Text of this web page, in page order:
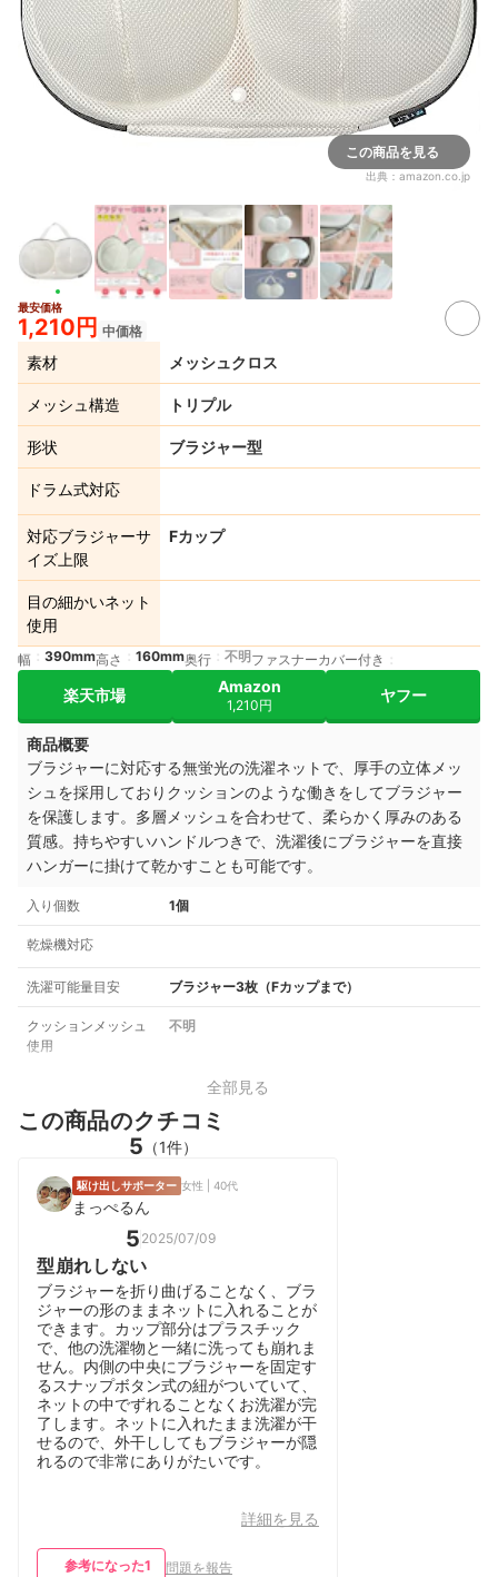
この商品を見る
出典： amazon.co.jp
最安価格
1,210円 中価格
素材 メッシュクロス
メッシュ構造 トリプル
形状 ブラジャー型
ドラム式対応
対応ブラジャーサ
イズ上限
Fカップ
目の細かいネット
使用
幅 390mm高さ 160mm奥行 不明 ファスナーカバー付き
楽天市場 Amazon
1,210円
ヤフー
商品概要
ブラジャーに対応する無蛍光の洗濯ネットで、厚手の立体メッ
シュを採用しておりクッションのような働きをしてブラジャー
を保護します。 多層メッシュを合わせて、柔らかく厚みのある
質感。 持ちやすいハンドルつきで、洗濯後にブラジャーを直接
ハンガーに掛けて乾かすことも可能です。
入り個数 1個
乾燥機対応
洗濯可能量目安 ブラジャー3枚（Fカップまで）
クッションメッシュ
使用
不明
全部見る
この商品のクチコミ
5 （1件）
駆け出しサポーター 女性 | 40代
まっぺるん
5 2025/07/09
型崩れしない
ブラジャーを折り曲げることなく、ブラ
ジャーの形のままネットに入れることが
できます。カップ部分はプラスチック
で、他の洗濯物と一緒に洗っても崩れま
せん。内側の中央にブラジャーを固定す
るスナップボタン式の紐がついていて、
ネットの中でずれることなくお洗濯が完
了します。ネットに入れたまま洗濯が干
せるので、外干ししてもブラジャーが隠
れるので非常にありがたいです。
詳細を見る
参考になった1 問題を報告